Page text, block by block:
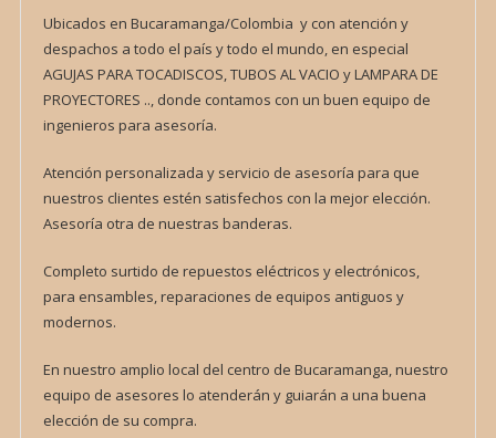
Ubicados en Bucaramanga/Colombia y con atención y
despachos a todo el país y todo el mundo, en especial
AGUJAS PARA TOCADISCOS, TUBOS AL VACIO y LAMPARA DE
PROYECTORES .., donde contamos con un buen equipo de
ingenieros para asesoría.
Atención personalizada y servicio de asesoría para que
nuestros clientes estén satisfechos con la mejor elección.
Asesoría otra de nuestras banderas.
Completo surtido de repuestos eléctricos y electrónicos,
para ensambles, reparaciones de equipos antiguos y
modernos.
En nuestro amplio local del centro de Bucaramanga, nuestro
equipo de asesores lo atenderán y guiarán a una buena
elección de su compra.